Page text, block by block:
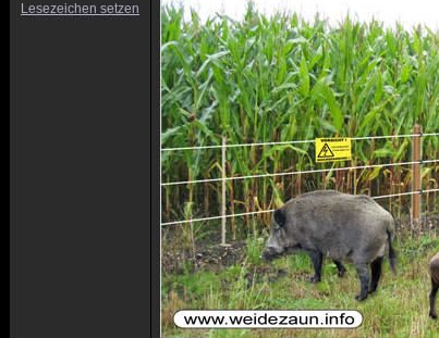
Lesezeichen setzen